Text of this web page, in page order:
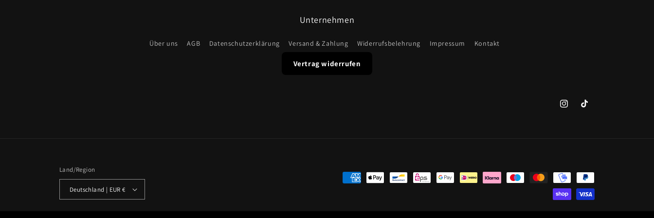
Unternehmen
Über uns AGB Datenschutzerklärung Versand & Zahlung Widerrufsbelehrung Impressum Kontakt
Vertrag widerrufen
InstagramTikTok
Land/Region
Deutschland | EUR €
Zahlungsmethoden